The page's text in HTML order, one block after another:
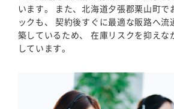
います。 また、北海道夕張郡栗山町で
ックも、 契約後すぐに最適な販路へ
築しているため、 在庫リスクを抑えな
しています。